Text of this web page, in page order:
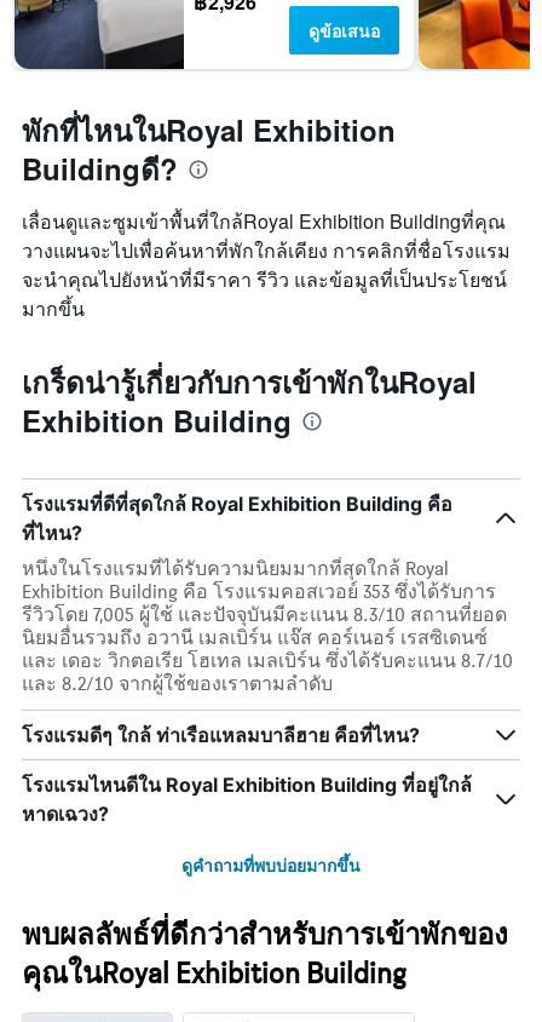
ดูข้อเสนอ
พักที่ไหนในRoyal Exhibition
Buildingดี?
เลื่อนดูและซูมเข้าพื้นที่ใกล้Royal Exhibition Buildingที่คุณ
วางแผนจะไปเพื่อค้นหาที่พักใกล้เคียง การคลิกที่ชื่อโรงแรม
จะนำคุณไปยังหน้าที่มีราคา รีวิว และข้อมูลที่เป็นประโยชน์
มากขึ้น
เกร็ดน่ารู้เกี่ยวกับการเข้าพักในRoyal
Exhibition Building
โรงแรมที่ดีที่สุดใกล้ Royal Exhibition Building คือ
ที่ไหน?
หนึ่งในโรงแรมที่ได้รับความนิยมมากที่สุดใกล้ Royal
Exhibition Building คือ โรงแรมคอสเวอย์ 353 ซึ่งได้รับการ
รีวิวโดย 7,005 ผู้ใช้ และปัจจุบันมีคะแนน 8.3/10 สถานที่ยอด
นิยมอื่นรวมถึง อวานี เมลเบิร์น แจ๊ส คอร์เนอร์ เรสซิเดนซ์
และ เดอะ วิกตอเรีย โฮเทล เมลเบิร์น ซึ่งได้รับคะแนน 8.7/10
และ 8.2/10 จากผู้ใช้ของเราตามลำดับ
โรงแรมดีๆ ใกล้ ท่าเรือแหลมบาลีฮาย คือที่ไหน?
โรงแรมไหนดีใน Royal Exhibition Building ที่อยู่ใกล้
หาดเฉวง?
ดูคำถามที่พบบ่อยมากขึ้น
พบผลลัพธ์ที่ดีกว่าสำหรับการเข้าพักของ
คุณในRoyal Exhibition Building